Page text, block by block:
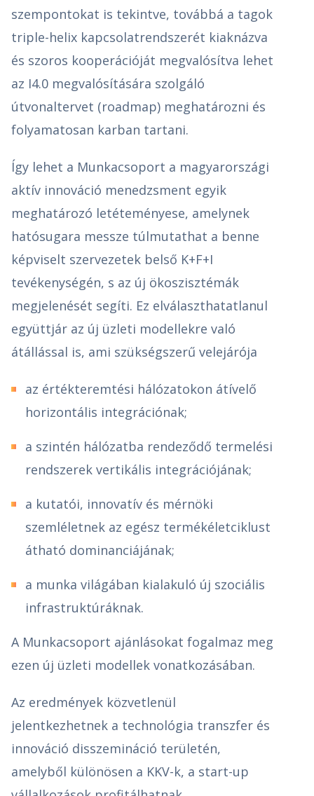
szempontokat is tekintve, továbbá a tagok
triple-helix kapcsolatrendszerét kiaknázva
és szoros kooperációját megvalósítva lehet
az I4.0 megvalósítására szolgáló
útvonaltervet (roadmap) meghatározni és
folyamatosan karban tartani.
Így lehet a Munkacsoport a magyarországi
aktív innováció menedzsment egyik
meghatározó letéteményese, amelynek
hatósugara messze túlmutathat a benne
képviselt szervezetek belső K+F+I
tevékenységén, s az új ökoszisztémák
megjelenését segíti. Ez elválaszthatatlanul
együttjár az új üzleti modellekre való
átállással is, ami szükségszerű velejárója
az értékteremtési hálózatokon átívelő
horizontális integrációnak;
a szintén hálózatba rendeződő termelési
rendszerek vertikális integrációjának;
a kutatói, innovatív és mérnöki
szemléletnek az egész termékéletciklust
átható dominanciájának;
a munka világában kialakuló új szociális
infrastruktúráknak.
A Munkacsoport ajánlásokat fogalmaz meg
ezen új üzleti modellek vonatkozásában.
Az eredmények közvetlenül
jelentkezhetnek a technológia transzfer és
innováció disszemináció területén,
amelyből különösen a KKV-k, a start-up